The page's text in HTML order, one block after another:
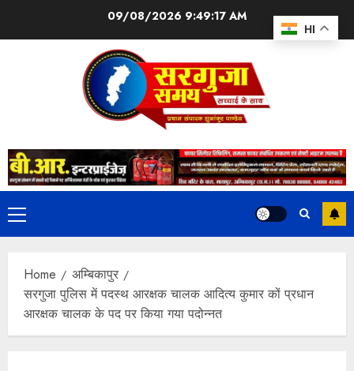
09/08/2026 9:49:18 AM
Home
अम्बिकापुर
सरगुजा पुलिस में पदस्थ आरक्षक चालक आदित्य कुमार कों प्रधान
आरक्षक चालक के पद पर किया गया पदोन्नत
HI